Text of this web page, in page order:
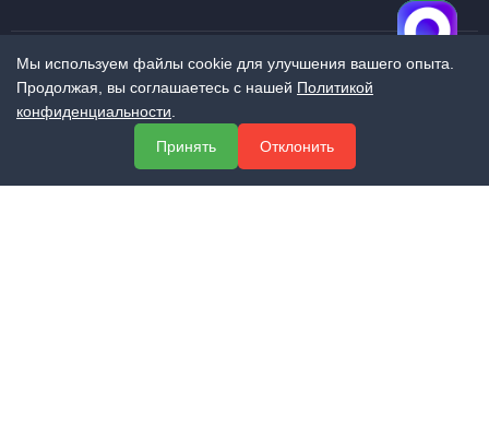
МЕНЮ
Мы используем файлы cookie для улучшения вашего опыта.
Продолжая, вы соглашаетесь с нашей Политикой
конфиденциальности
Принять
Отклонить